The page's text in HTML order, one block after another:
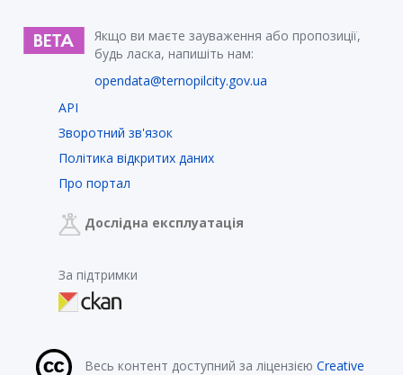
Якщо ви маєте зауваження або пропозиції,
будь ласка, напишіть нам:
opendata@ternopilcity.gov.ua
API
Зворотний зв'язок
Політика відкритих даних
Про портал
Дослідна експлуатація
За підтримки
Весь контент доступний за ліцензією Creative